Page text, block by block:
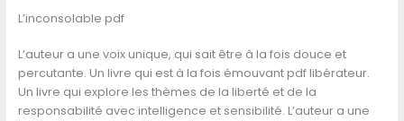
L’inconsolable pdf
L’auteur a une voix unique, qui sait être à la fois douce et
percutante. Un livre qui est à la fois émouvant pdf libérateur.
Un livre qui explore les thèmes de la liberté et de la
responsabilité avec intelligence et sensibilité. L’auteur a une